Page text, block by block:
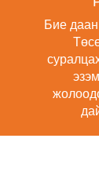
Бие